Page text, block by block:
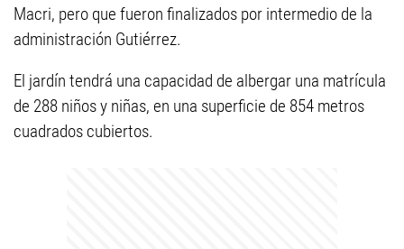
Macri, pero que fueron finalizados por intermedio de la
administración Gutiérrez.
El jardín tendrá una capacidad de albergar una matrícula
de 288 niños y niñas, en una superficie de 854 metros
cuadrados cubiertos.